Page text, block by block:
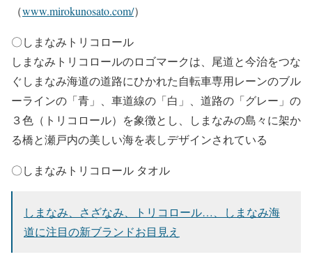
（www.mirokunosato.com/）
〇しまなみトリコロール
しまなみトリコロールのロゴマークは、尾道と今治をつな
ぐしまなみ海道の道路にひかれた自転車専用レーンのブル
ーラインの「青」、車道線の「白」、道路の「グレー」の
３色（トリコロール）を象徴とし、しまなみの島々に架か
る橋と瀬戸内の美しい海を表しデザインされている
〇しまなみトリコロール タオル
しまなみ、さざなみ、トリコロール…、しまなみ海
道に注目の新ブランドお目見え